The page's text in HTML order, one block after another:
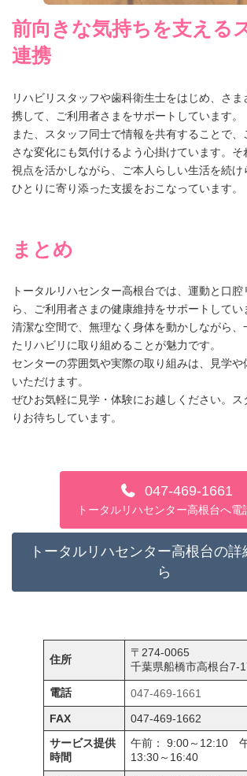
前向きな気持ちを支える
連携
リハビリスタッフや歯科衛生士をはじめ、さ
携して、ご利用者さまをサポートしています。
また、スタッフ同士で情報を共有することで
さな変化にも気付けるよう心掛けています。そ
視点を活かしながら、ご本人らしい生活を続け
ひとりに寄り添った支援をおこなっています。
まとめ
トータルリハセンター高根台では、運動と口
ら、ご利用者さまの健康維持をサポートしてい
清潔な空間で、無理なく身体を動かしながら、
たリハビリに取り組めることが魅力です。
センターの雰囲気や実際の取り組みは、見学や
いただけます。
ぜひお気軽に見学・体験にお越しください。ス
りお待ちしています。
047-469-1661
トータルリハセンター高根台へ電
トータルリハセンター高根台の詳
ら
住所
〒274-0065
千葉県船橋市高根台7-
電話
047-469-1661
FAX
047-469-1662
サービス提供
時間
午前： 9:00～12:10 午
13:30～16:40